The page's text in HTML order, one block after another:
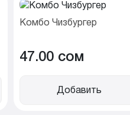
Комбо Чизбургер
47.00 cом
Добавить